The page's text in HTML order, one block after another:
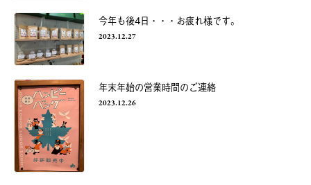
今年も後4日・・・お疲れ様です。
2023.12.27
年末年始の営業時間のご連絡
2023.12.26